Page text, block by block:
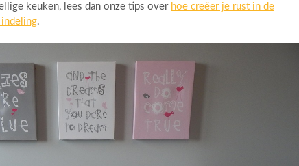
keuken, lees dan onze tips over hoe creëer je rust in de
indeling.